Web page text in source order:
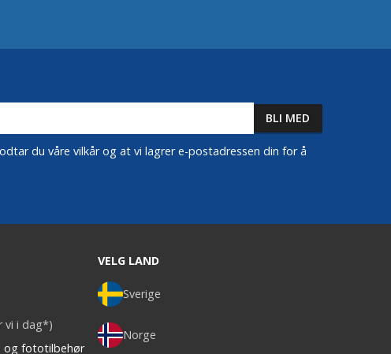
du våre vilkår og at vi lagrer e-postadressen din for å
vi i dag*)
og fototilbehør
VELG LAND
Sverige
Norge